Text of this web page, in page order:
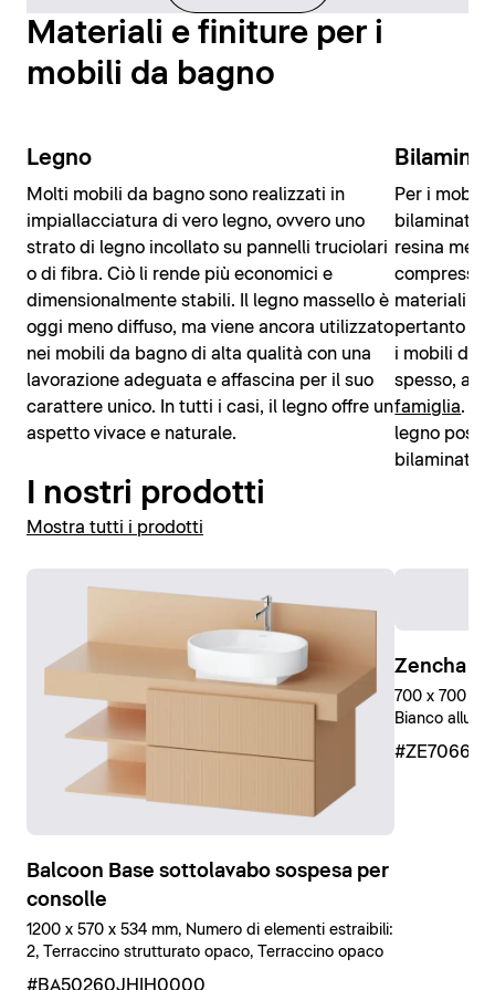
Materiali e finiture per i
mobili da bagno
Legno
Molti mobili da bagno sono realizzati in
impiallacciatura di vero legno, ovvero uno
strato di legno incollato su pannelli truciolari
o di fibra. Ciò li rende più economici e
dimensionalmente stabili. Il legno massello è
oggi meno diffuso, ma viene ancora utilizzato
nei mobili da bagno di alta qualità con una
lavorazione adeguata e affascina per il suo
carattere unico. In tutti i casi, il legno offre un
aspetto vivace e naturale.
Per i mobili
bilaminato
resina
materiali
pertanto
i mobili da
spesso, ad
famiglia.
legno
bilaminato.
I nostri prodotti
Mostra tutti i prodotti
Balcoon Base sottolavabo sospesa per
consolle
1200 x 570 x 534 mm, Numero di elementi estraibili:
2, Terraccino strutturato opaco, Terraccino opaco
#BA50260JHIH0000
Zencha
700 x 700
Bianco